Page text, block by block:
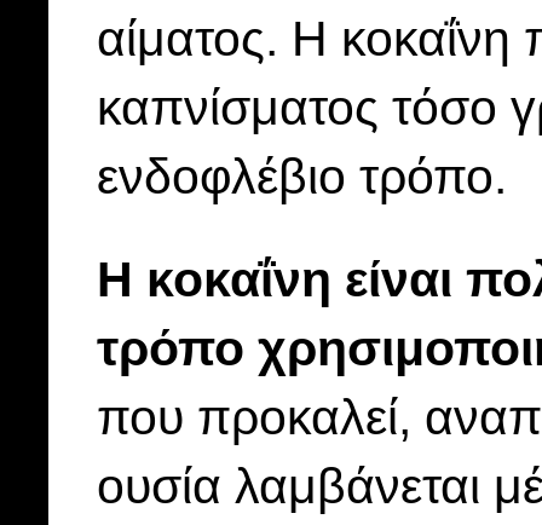
αίματος. Η
καπνίσματος τόσο
ενδοφλέβιο τρόπο.
Η κοκαΐνη είναι
τρόπο
που προκαλεί,
ουσία λαμβάνεται